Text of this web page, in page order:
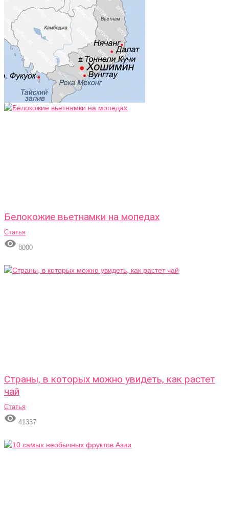
Белокожие вьетнамки на мопедах
Статья
 8000
Страны, в которых можно увидеть, как растет
чай
Статья
 41337